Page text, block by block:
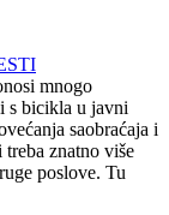
mnogo
s bicikla u javni
saobraćaja i
znatno više
poslove. Tu